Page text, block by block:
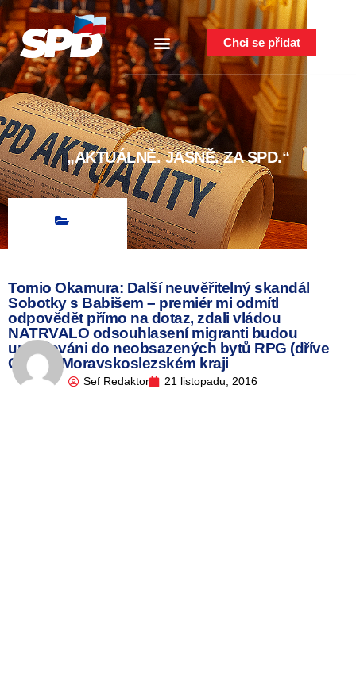
Chci se přidat
„AKTUÁLNĚ. JASNĚ. ZA SPD.“
Tomio Okamura: Další neuvěřitelný skandál
Sobotky s Babišem – premiér mi odmítl
odpovědět přímo na dotaz, zdali vládou
NATRVALO odsouhlasení migranti budou
umisťováni do neobsazených bytů RPG (dříve
OKD) v Moravskoslezském kraji
Sef Redaktor 21 listopadu, 2016